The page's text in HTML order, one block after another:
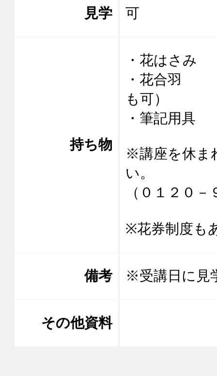
見学 可
持ち物
・花はさみ
・花合羽　
も可）
・筆記用具
※講座を休ま
い。
（０１２０
※花券制度も
備考 ※受講日に見
その他資料